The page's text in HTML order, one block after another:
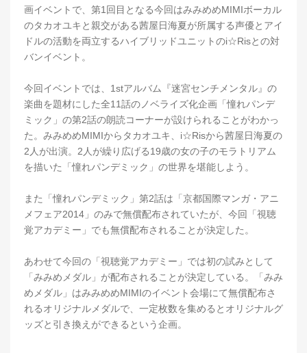
画イベントで、第1回目となる今回はみみめめMIMIボーカル
のタカオユキと親交がある茜屋日海夏が所属する声優とアイ
ドルの活動を両立するハイブリッドユニットのi☆Risとの対
バンイベント。
今回イベントでは、1stアルバム『迷宮センチメンタル』の
楽曲を題材にした全11話のノベライズ化企画「憧れパンデ
ミック」の第2話の朗読コーナーが設けられることがわかっ
た。みみめめMIMIからタカオユキ、i☆Risから茜屋日海夏の
2人が出演。2人が繰り広げる19歳の女の子のモラトリアム
を描いた「憧れパンデミック」の世界を堪能しよう。
また「憧れパンデミック」第2話は「京都国際マンガ・アニ
メフェア2014」のみで無償配布されていたが、今回「視聴
覚アカデミー」でも無償配布されることが決定した。
あわせて今回の「視聴覚アカデミー」では初の試みとして
「みみめメダル」が配布されることが決定している。「みみ
めメダル」はみみめめMIMIのイベント会場にて無償配布さ
れるオリジナルメダルで、一定枚数を集めるとオリジナルグ
ッズと引き換えができるという企画。